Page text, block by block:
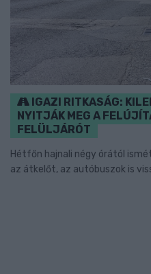
IGAZI RITKASÁG:
NYITJÁK MEG A
FELÜLJÁRÓT
Hétfőn hajnali négy órától
az átkelőt, az autóbuszok is